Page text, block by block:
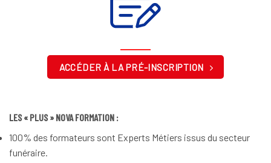
ACCÉDER À LA PRÉ-INSCRIPTION
LES « PLUS » NOVA FORMATION :
100% des formateurs sont Experts Métiers issus du secteur
funéraire.